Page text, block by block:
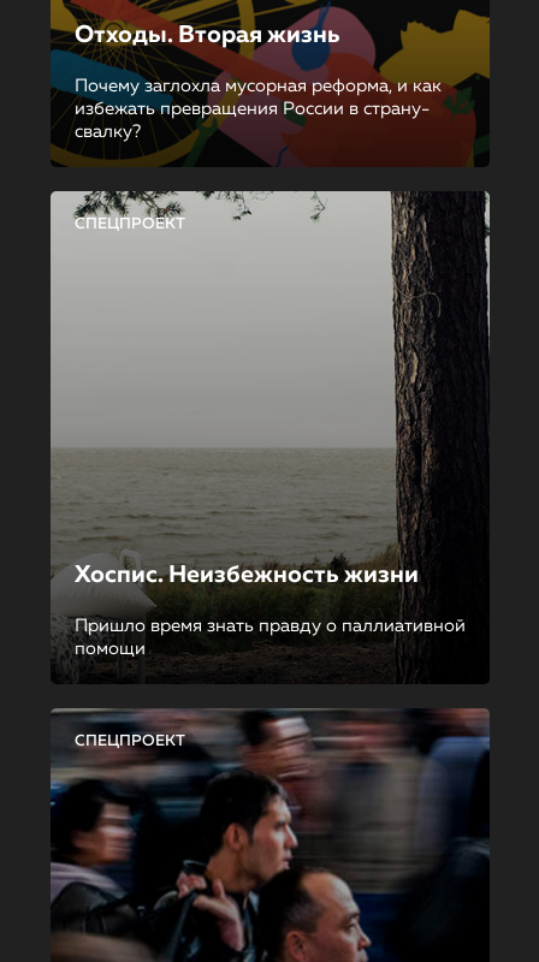
Отходы. Вторая жизнь
Почему заглохла мусорная реформа, и как
избежать превращения России в страну-
свалку?
СПЕЦПРОЕКТ
Хоспис. Неизбежность жизни
Пришло время знать правду о паллиативной
помощи
СПЕЦПРОЕКТ